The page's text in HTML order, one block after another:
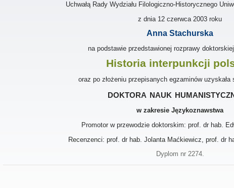
Uchwałą Rady Wydziału Filologiczno-Historycznego
z dnia 12 czerwca 2003 roku
Anna Stachurska
na podstawie przedstawionej rozprawy
Historia interpunkcji
oraz po złożeniu przepisanych egzaminów uzyskała
doktora nauk
w zakresie Językoznawstwa
Promotor w przewodzie doktorskim: prof. dr hab.
Recenzenci: prof. dr hab. Jolanta Maćkiewicz, prof. dr
Dyplom nr 2274.